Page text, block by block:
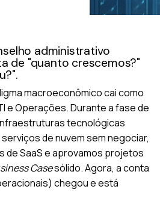
administrativo
de "quanto crescemos?"
macroeconômico cai como
e Operações. Durante a fase de
tecnológicas
de nuvem sem negociar,
de SaaS e aprovamos projetos
Casesólido. Agora, a conta
chegou e está